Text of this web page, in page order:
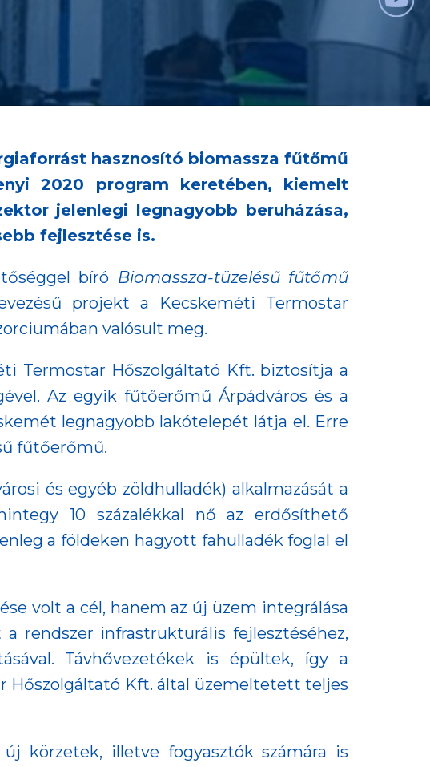
hasznosító biomassza fűtőmű
2020 program keretében, kiemelt
jelenlegi legnagyobb beruházása,
fejlesztése is.
bíró Biomassza-tüzelésű fűtőmű
projekt a Kecskeméti Termostar
valósult meg.
Termostar Hőszolgáltató Kft. biztosítja a
Az egyik fűtőerőmű Árpádváros és a
legnagyobb lakótelepét látja el. Erre
fűtőerőmű.
és egyéb zöldhulladék) alkalmazását a
10 százalékkal nő az erdősíthető
a földeken hagyott fahulladék foglal el
volt a cél, hanem az új üzem integrálása
rendszer infrastrukturális fejlesztéséhez,
Távhővezetékek is épültek, így a
Hőszolgáltató Kft. által üzemeltetett teljes
körzetek, illetve fogyasztók számára is